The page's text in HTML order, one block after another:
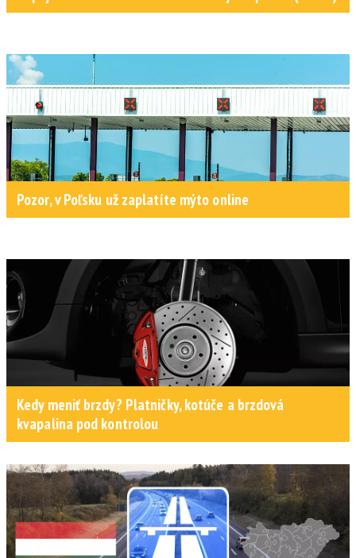
Pozor, v Poľsku už zaplatíte mýto online
Kedy meniť brzdy? Platničky, kotúče a brzdová
kvapalina pod kontrolou